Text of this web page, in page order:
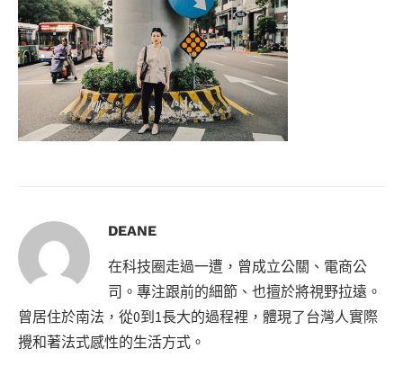
DEANE
在科技圈走過一遭，曾成立公關、電商公
司。專注跟前的細節、也擅於將視野拉遠。
曾居住於南法，從0到1長大的過程裡，體現了台灣人實際
攪和著法式感性的生活方式。